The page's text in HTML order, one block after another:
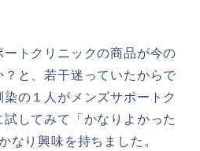
トクリニックの商品が今の
と、若干迷っていたからで
の１人がメンズサポートク
してみて「かなりよかった
なり興味を持ちました。